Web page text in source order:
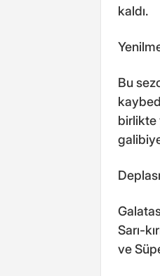
kaldı.
Bu
birlikte
Sarı-
ve